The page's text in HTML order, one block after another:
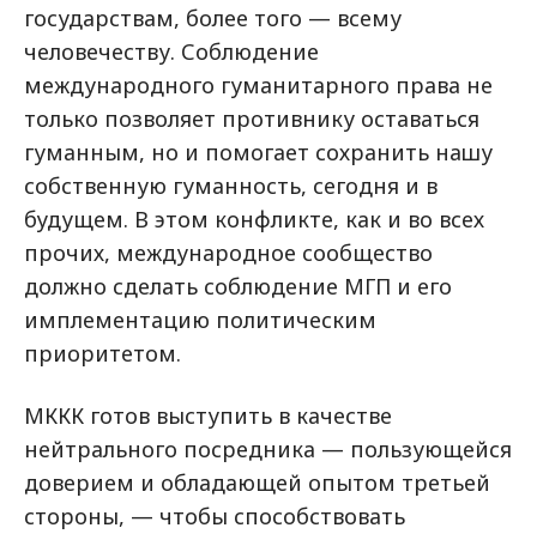
государствам, более того — всему
человечеству. Соблюдение
международного гуманитарного права не
только позволяет противнику оставаться
гуманным, но и помогает сохранить нашу
собственную гуманность, сегодня и в
будущем. В этом конфликте, как и во всех
прочих, международное сообщество
должно сделать соблюдение МГП и его
имплементацию политическим
приоритетом.
МККК готов выступить в качестве
нейтрального посредника — пользующейся
доверием и обладающей опытом третьей
стороны, — чтобы способствовать